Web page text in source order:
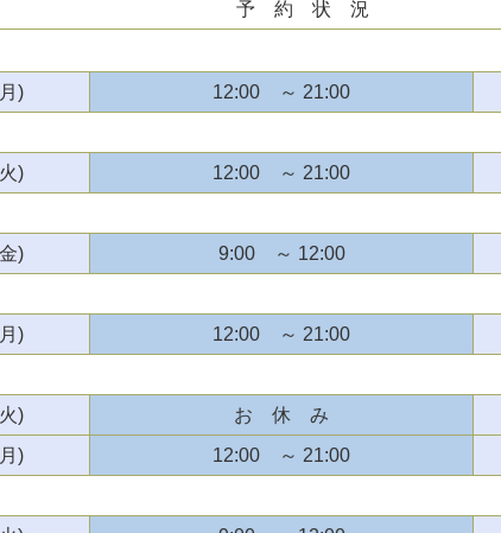
予 約 状 況
) 12:00 ～ 21:00
) 12:00 ～ 21:00
) 9:00 ～ 12:00
) 12:00 ～ 21:00
)
お 休 み
)
12:00 ～ 21:00